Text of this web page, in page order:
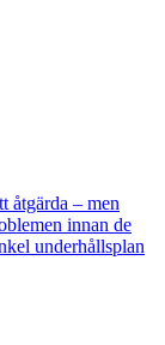
åtgärda – men
innan de
underhållsplan